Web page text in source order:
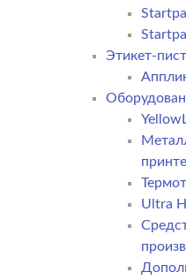
Этикет-
Ultra